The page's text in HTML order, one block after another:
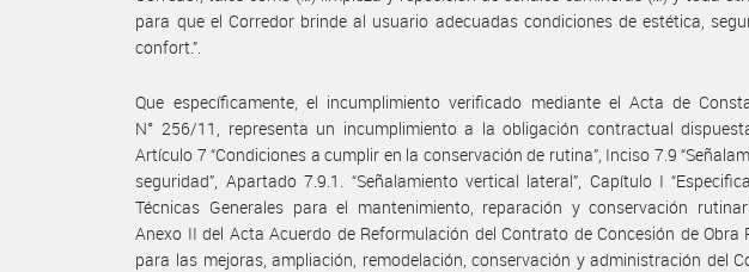
para que el Corredor brinde al usuario adecuadas condiciones de estética,
confort.”.
Que específicamente, el incumplimiento verificado mediante el Acta de
N° 256/11, representa un incumplimiento a la obligación contractual
Artículo 7 “Condiciones a cumplir en la conservación de rutina”, Inciso 7.9
seguridad”, Apartado 7.9.1. “Señalamiento vertical lateral”, Capítulo I
Técnicas Generales para el mantenimiento, reparación y conservación
Anexo II del Acta Acuerdo de Reformulación del Contrato de Concesión de Obra
para las mejoras, ampliación, remodelación, conservación y administración del